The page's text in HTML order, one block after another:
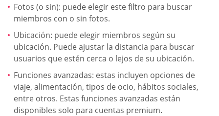
Fotos (o sin): puede elegir este filtro para buscar
miembros con o sin fotos.
Ubicación: puede elegir miembros según su
ubicación. Puede ajustar la distancia para buscar
usuarios que estén cerca o lejos de su ubicación.
Funciones avanzadas: estas incluyen opciones de
viaje, alimentación, tipos de ocio, hábitos sociales,
entre otros. Estas funciones avanzadas están
disponibles solo para cuentas premium.